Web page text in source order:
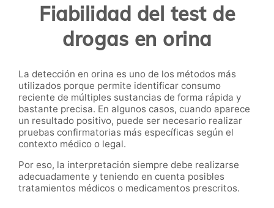
Fiabilidad del test de
drogas en orina
La detección en orina es uno de los métodos más
utilizados porque permite identificar consumo
reciente de múltiples sustancias de forma rápida y
bastante precisa. En algunos casos, cuando aparece
un resultado positivo, puede ser necesario realizar
pruebas confirmatorias más específicas según el
contexto médico o legal.
Por eso, la interpretación siempre debe realizarse
adecuadamente y teniendo en cuenta posibles
tratamientos médicos o medicamentos prescritos.